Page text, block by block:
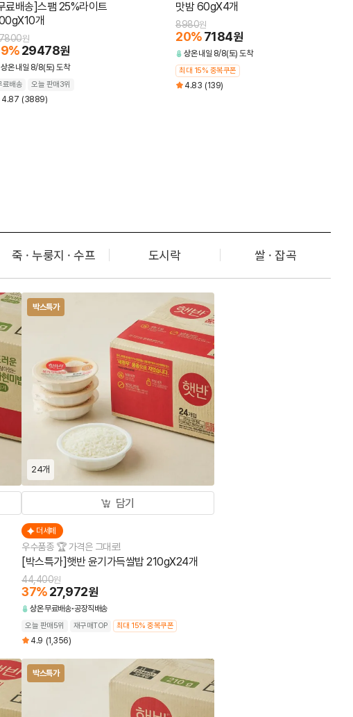
료배송]스팸 25%라이트
개
%29478원
원
상온 내일 8/8(토) 도착
료배송 오늘 판매3위
4.87 (3889)
맛밤 60gX4개
20%7184원
8980원
상온 내일 8/8(토) 도착
최대 15% 중복쿠폰
4.83 (139)
죽 · 누룽지 · 수프 도시락 쌀 · 잡곡
박스특가
24개
담기
더세페
우수품종 🏆 가격은 그대로!
[박스특가]햇반 윤기가득쌀밥 210gX24개
37%27,972원
44,400원
상온무료배송 공장직배송
오늘 판매5위 재구매TOP 최대 15% 중복쿠폰
4.9 (1,356)
박스특가